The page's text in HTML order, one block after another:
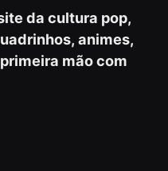
da cultura pop,
animes,
mão com